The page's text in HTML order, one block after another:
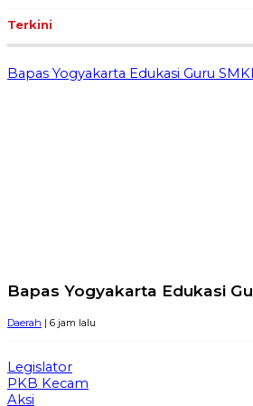
Terkini
Bapas Yogyakarta Edukasi Guru
Bapas Yogyakarta Edukasi
Daerah | 6 jam lalu
Legislator
PKB Kecam
Aksi